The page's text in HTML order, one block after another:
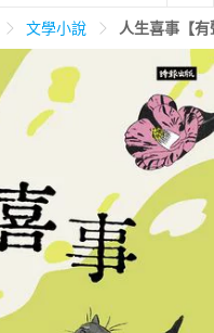
養生保健 民生用品
運動休閒 親子玩具
化妝保養 情趣用品
文學小說 人生喜事【有